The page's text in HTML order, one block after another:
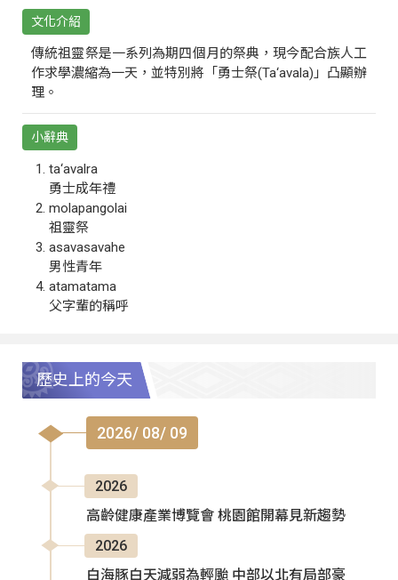
文化介紹
傳統祖靈祭是一系列為期四個月的祭典，現今配合族人工
作求學濃縮為一天，並特別將「勇士祭(Ta‘avala)」凸顯辦
理。
小辭典
ta‘avalra
勇士成年禮
molapangolai
祖靈祭
asavasavahe
男性青年
atamatama
父字輩的稱呼
歷史上的今天
2026/ 08/ 09
2026
高齡健康產業博覽會 桃園館開幕見新趨勢
2026
白海豚白天減弱為輕颱 中部以北有局部豪